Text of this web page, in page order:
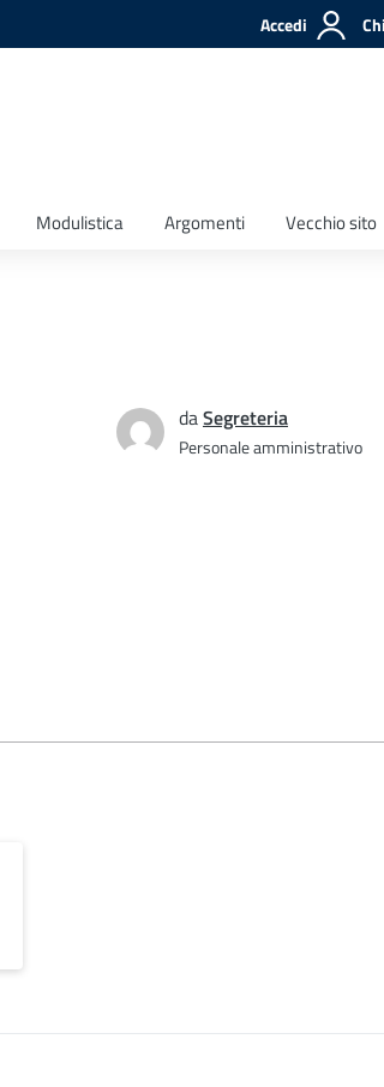
Accedi
Modulistica Argomenti Vecchio sito
daSegreteria
Personale amministrativo